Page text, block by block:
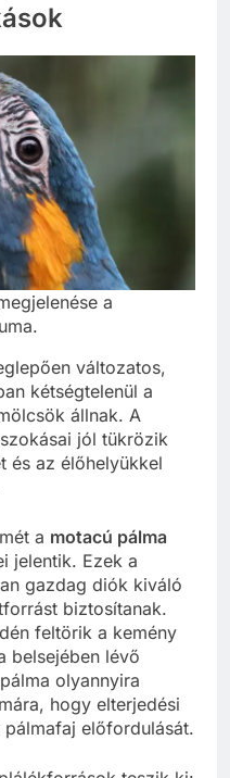
a
változatos,
kétségtelenül a
állnak. A
jól tükrözik
és az élőhelyükkel
a motacú pálma
jelentik. Ezek a
gazdag diók kiváló
biztosítanak.
feltörik a kemény
belsejében lévő
olyannyira
hogy elterjedési
előfordulását.